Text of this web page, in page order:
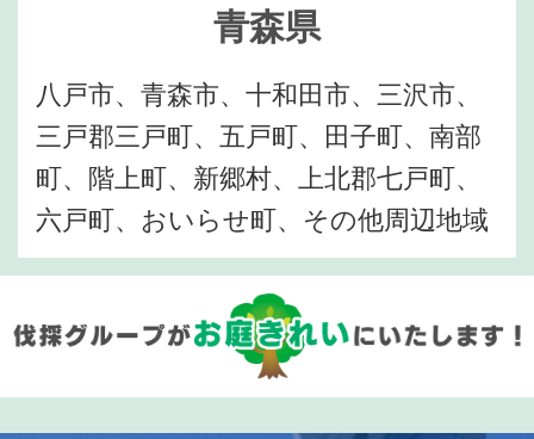
青森県
八戸市、青森市、十和田市、三沢市、
三戸郡三戸町、五戸町、田子町、南部
町、階上町、新郷村、上北郡七戸町、
六戸町、おいらせ町、その他周辺地域